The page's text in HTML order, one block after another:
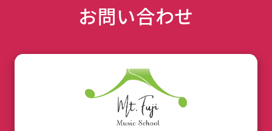
お問い合わせ